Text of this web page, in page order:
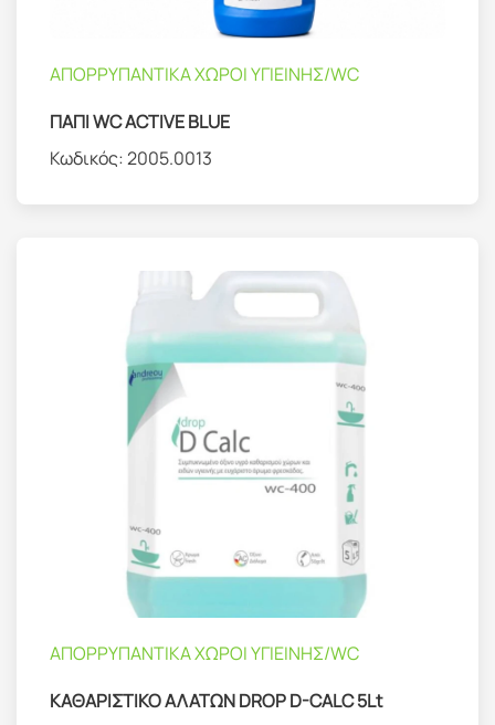
ΑΠΟΡΡΥΠΑΝΤΙΚΑ ΧΩΡΟΙ ΥΓΙΕΙΝΗΣ/WC
ΠΑΠΙ WC ACTIVE BLUE
Κωδικός:2005.0013
ΑΠΟΡΡΥΠΑΝΤΙΚΑ ΧΩΡΟΙ ΥΓΙΕΙΝΗΣ/WC
ΚΑΘΑΡΙΣΤΙΚΟ ΑΛΑΤΩΝ DROP D-CALC 5Lt